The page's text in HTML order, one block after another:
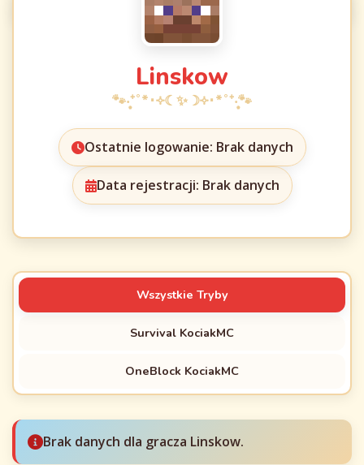
Linskow
Ostatnie logowanie: Brak danych
Data rejestracji: Brak danych
Wszystkie Tryby
Survival KociakMC
OneBlock KociakMC
Brak danych dla gracza Linskow.